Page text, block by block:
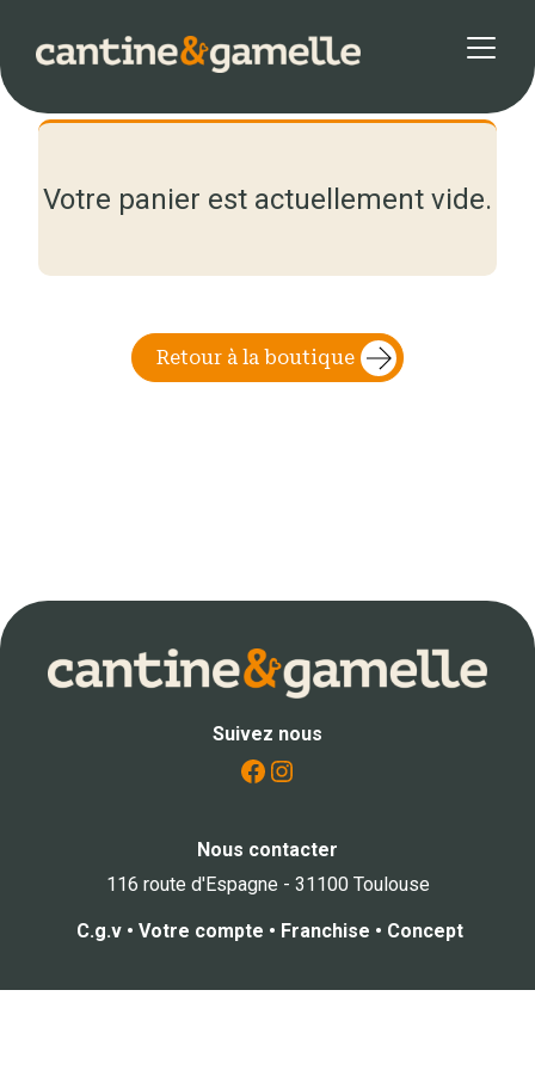
Votre panier est actuellement vide.
Retour à la boutique
Suivez nous
Facebook
Instagram
Nous contacter
116 route d'Espagne - 31100 Toulouse
C.g.v • Votre compte • Franchise • Concept